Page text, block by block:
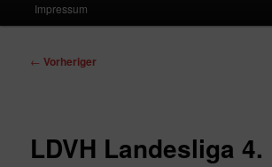
Impressum
Beitragsnavigation
← Vorheriger
LDVH Landesliga 4.